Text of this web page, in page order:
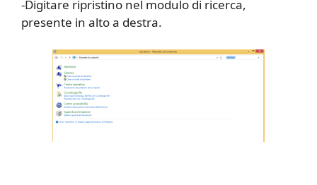
-Digitare ripristino nel modulo di ricerca,
presente in alto a destra.